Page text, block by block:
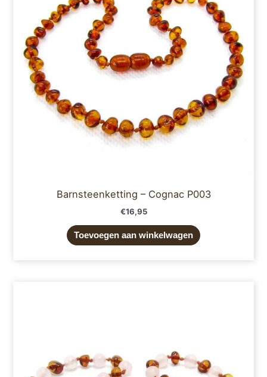
Barnsteenketting – Cognac P003
€16,95
Toevoegen aan winkelwagen